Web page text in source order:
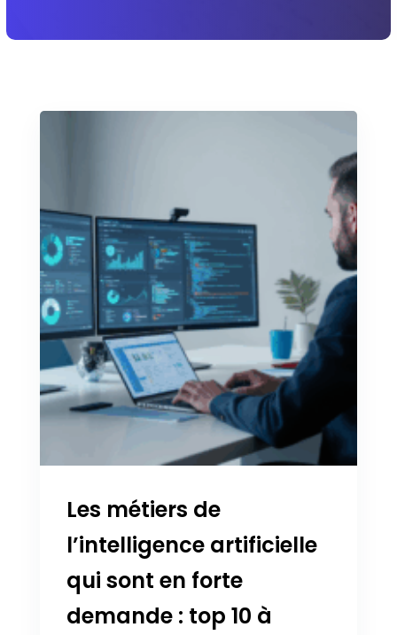
Les métiers de
l’intelligence artificielle
qui sont en forte
demande : top 10 à